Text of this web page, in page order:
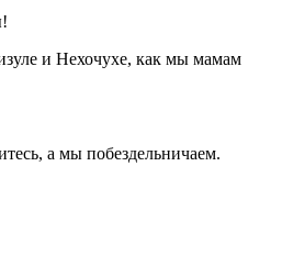
и Нехочухе, как мы мамам
а мы побездельничаем.